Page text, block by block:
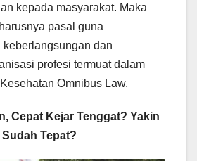
kepada masyarakat. Maka
pasal guna
keberlangsungan dan
profesi termuat dalam
Omnibus Law.
Cepat Kejar Tenggat? Yakin
Sudah Tepat?